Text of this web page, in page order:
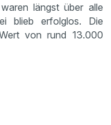
längst über alle
blieb erfolglos. Die
von rund 13.000